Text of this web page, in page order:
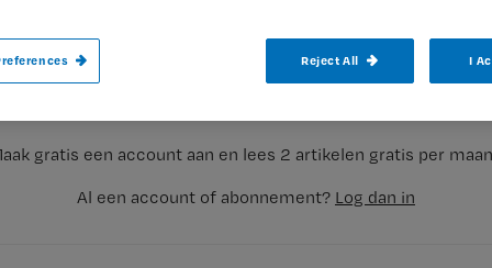
Registreren
Wil je dit artikel lezen?
gratis een account aan en lees 2 artikelen gratis per
Al een account of abonnement? Log dan in
Zo’n twee jaar geleden schreef ik een blog
Reject All I